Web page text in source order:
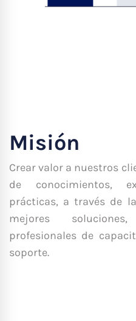
Misión
Crear valor a nuestros
de conocimientos,
prácticas, a través de
mejores
profesionales de
soporte.